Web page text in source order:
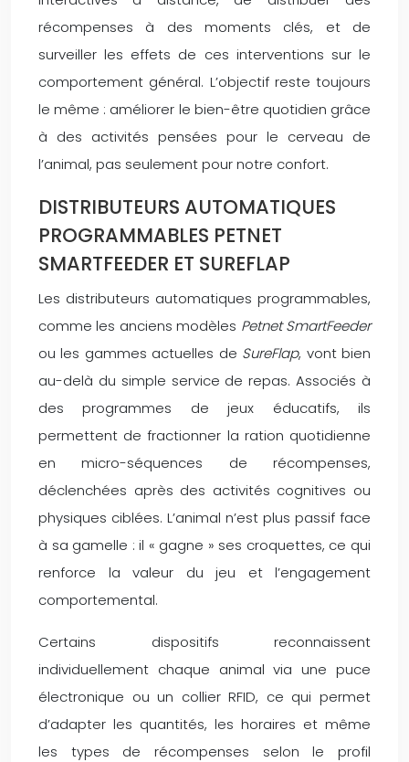
récompenses à des moments clés, et de
surveiller les effets de ces interventions sur le
comportement général. L’objectif reste toujours
le même : améliorer le bien-être quotidien grâce
à des activités pensées pour le cerveau de
l’animal, pas seulement pour notre confort.
DISTRIBUTEURS AUTOMATIQUES
PROGRAMMABLES PETNET
SMARTFEEDER ET SUREFLAP
Les distributeurs automatiques programmables,
comme les anciens modèles Petnet SmartFeeder
ou les gammes actuelles de SureFlap, vont bien
au-delà du simple service de repas. Associés à
des programmes de jeux éducatifs, ils
permettent de fractionner la ration quotidienne
en micro-séquences de récompenses,
déclenchées après des activités cognitives ou
physiques ciblées. L’animal n’est plus passif face
à sa gamelle : il « gagne » ses croquettes, ce qui
renforce la valeur du jeu et l’engagement
comportemental.
Certains dispositifs reconnaissent
individuellement chaque animal via une puce
électronique ou un collier RFID, ce qui permet
d’adapter les quantités, les horaires et même
les types de récompenses selon le profil